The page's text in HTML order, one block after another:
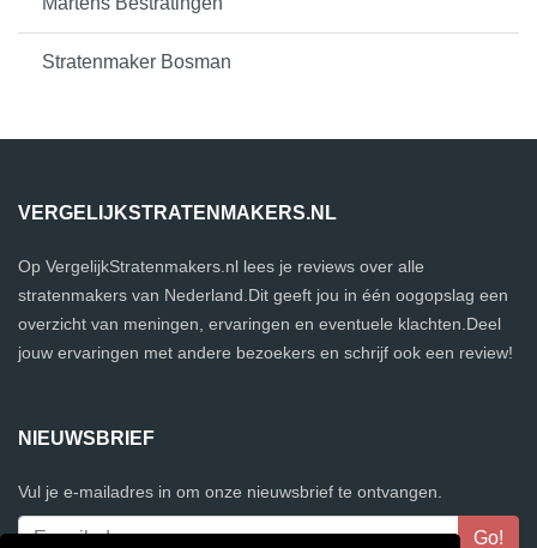
Stratenmaker Bosman
VERGELIJKSTRATENMAKERS.NL
Op VergelijkStratenmakers.nl lees je reviews over alle
stratenmakers van Nederland.Dit geeft jou in één oogopslag een
overzicht van meningen, ervaringen en eventuele klachten.Deel
jouw ervaringen met andere bezoekers en schrijf ook een review!
NIEUWSBRIEF
Vul je e-mailadres in om onze nieuwsbrief te ontvangen.